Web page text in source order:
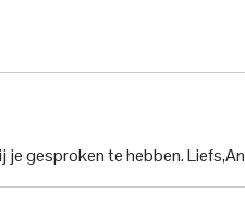
je gesproken te hebben. Liefs,An